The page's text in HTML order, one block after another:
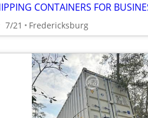
7/21 Fredericksburg